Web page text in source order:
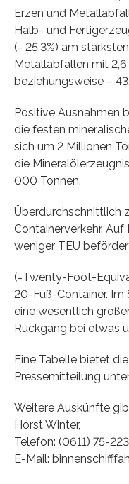
Erzen und
Halb- und
(- 25,3%) am
Metallabfällen mit 2,6
beziehungsweise –
Positive Ausnahmen
die festen
sich um 2 Millionen
die
000 Tonnen.
Überdurchschnittlich
Containerverkehr. Auf
weniger TEU
(=Twenty-Foot-
20-Fuß-Container. Im
eine wesentlich
Rückgang bei etwas
Eine Tabelle bietet
Pressemitteilung
Weitere Auskünfte
Horst Winter,
Telefon: (0611) 75-
E-Mail: